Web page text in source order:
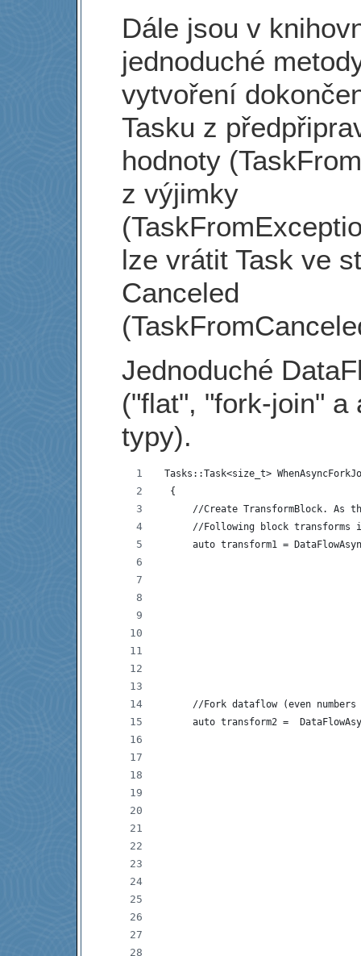
Dále jsou v
jednoduché
vytvoření
Tasku z
hodnoty
z výjimky
lze vrátit Task ve
Canceled
Jednoduché
("flat", "fork-join" a
typy).
Tasks::Task<size_t>
  {
//Create TransformBlock. As
//Following block transforms
auto transform1 =
//Fork dataflow (even
auto transform2 =